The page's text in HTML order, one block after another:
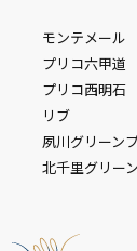
モンテメール
プリコ六甲道
プリコ西明石
リブ
夙川グリーン
北千里グリー